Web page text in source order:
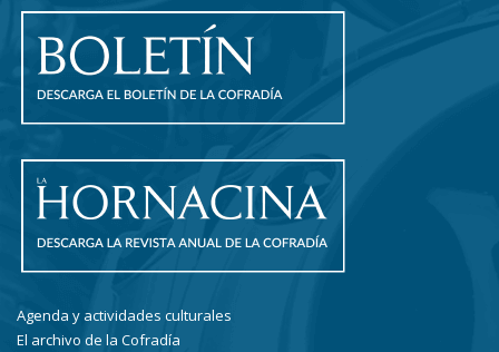
Agenda y actividades culturales
El archivo de la Cofradía